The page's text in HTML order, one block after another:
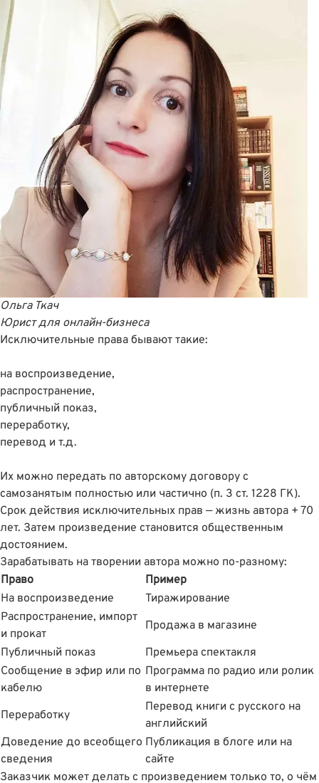
Ольга Ткач
Юрист для онлайн-бизнеса
Исключительные права бывают такие:
на воспроизведение,
распространение,
публичный показ,
переработку,
перевод и т.д.
Их можно передать по авторскому договору с
самозанятым полностью или частично (п. 3 ст. 1228 ГК).
Срок действия исключительных прав — жизнь автора + 70
лет. Затем произведение становится общественным
достоянием.
Зарабатывать на творении автора можно по-разному:
Право
Пример
На воспроизведение
Тиражирование
Распространение, импорт
и прокат
Продажа в магазине
Публичный показ
Премьера спектакля
Сообщение в эфир или по
кабелю
Программа по радио или ролик
в интернете
Переработку
Перевод книги с русского на
английский
Доведение до всеобщего
сведения
Публикация в блоге или на
сайте
Заказчик может делать с произведением только то, о чëм